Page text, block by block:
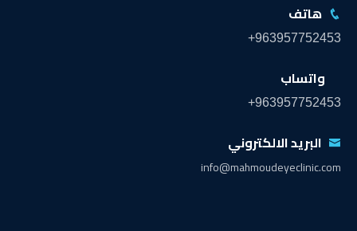
هاتف
+963957752453
واتساب
+963957752453
البريد الالكتروني
info@mahmoudeyeclinic.com